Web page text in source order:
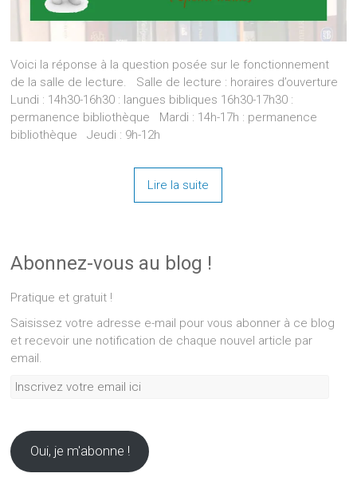
Voici la réponse à la question posée sur le fonctionnement
de la salle de lecture. Salle de lecture : horaires d’ouverture
Lundi : 14h30-16h30 : langues bibliques 16h30-17h30 :
permanence bibliothèque Mardi : 14h-17h : permanence
bibliothèque Jeudi : 9h-12h
Lire la suite
Abonnez-vous au blog !
Pratique et gratuit !
Saisissez votre adresse e-mail pour vous abonner à ce blog
et recevoir une notification de chaque nouvel article par
email.
Inscrivez
ici
Oui, je m'abonne !